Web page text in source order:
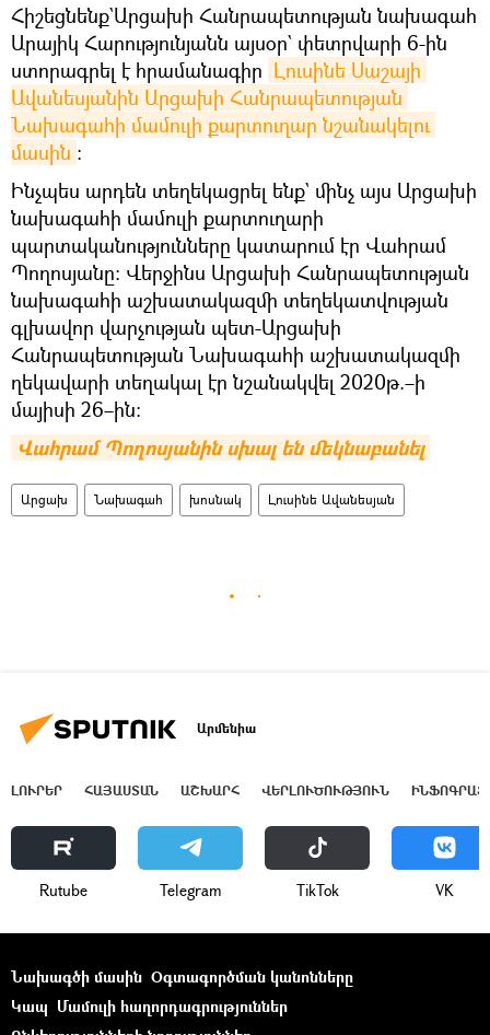
Հիշեցնենք`Արցախի Հանրապետության նախագահ
Արայիկ Հարությունյանն այսօր` փետրվարի 6-ին
ստորագրել է հրամանագիր Լուսինե Սաշայի
Ավանեսյանին Արցախի Հանրապետության
Նախագահի մամուլի քարտուղար նշանակելու
մասին ։
Ինչպես արդեն տեղեկացրել ենք` մինչ այս Արցախի
նախագահի մամուլի քարտուղարի
պարտականությունները կատարում էր Վահրամ
Պողոսյանը։ Վերջինս Արցախի Հանրապետության
նախագահի աշխատակազմի տեղեկատվության
գլխավոր վարչության պետ-Արցախի
Հանրապետության Նախագահի աշխատակազմի
ղեկավարի տեղակալ էր նշանակվել 2020թ.–ի
մայիսի 26–ին։
Վահրամ Պողոսյանին սխալ են մեկնաբանել
Արցախ Նախագահ խոսնակ Լուսինե Ավանեսյան
Արմենիա
ԼՈՒՐԵՐ ՀԱՅԱՍՏԱՆ ԱՇԽԱՐՀ ՎԵՐԼՈՒԾՈՒԹՅՈՒՆ
Rutube Telegram ТikТоk VK
Նախագծի մասին Օգտագործման կանոնները
Կապ Մամուլի հաղորդագրություններ